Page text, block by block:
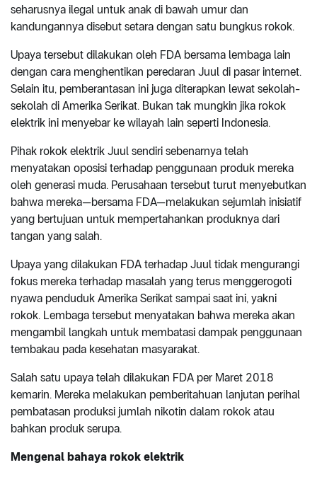
seharusnya ilegal untuk anak di bawah umur dan
kandungannya disebut setara dengan satu bungkus rokok.
Upaya tersebut dilakukan oleh FDA bersama lembaga lain
dengan cara menghentikan peredaran Juul di pasar internet.
Selain itu, pemberantasan ini juga diterapkan lewat sekolah-
sekolah di Amerika Serikat. Bukan tak mungkin jika rokok
elektrik ini menyebar ke wilayah lain seperti Indonesia.
Pihak rokok elektrik Juul sendiri sebenarnya telah
menyatakan oposisi terhadap penggunaan produk mereka
oleh generasi muda. Perusahaan tersebut turut menyebutkan
bahwa mereka—bersama FDA—melakukan sejumlah inisiatif
yang bertujuan untuk mempertahankan produknya dari
tangan yang salah.
Upaya yang dilakukan FDA terhadap Juul tidak mengurangi
fokus mereka terhadap masalah yang terus menggerogoti
nyawa penduduk Amerika Serikat sampai saat ini, yakni
rokok. Lembaga tersebut menyatakan bahwa mereka akan
mengambil langkah untuk membatasi dampak penggunaan
tembakau pada kesehatan masyarakat.
Salah satu upaya telah dilakukan FDA per Maret 2018
kemarin. Mereka melakukan pemberitahuan lanjutan perihal
pembatasan produksi jumlah nikotin dalam rokok atau
bahkan produk serupa.
Mengenal bahaya rokok elektrik